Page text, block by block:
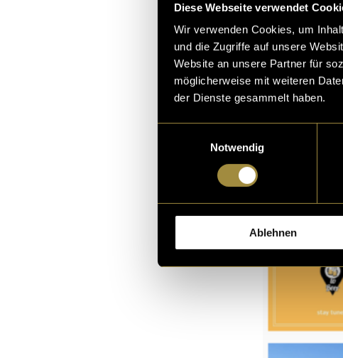
Diese Webseite verwendet
Wir verwenden Cookies, um
und die Zugriffe auf unsere
Website an unsere Partner für
möglicherweise mit weiteren
der Dienste gesammelt haben.
Notwendig
Ablehnen